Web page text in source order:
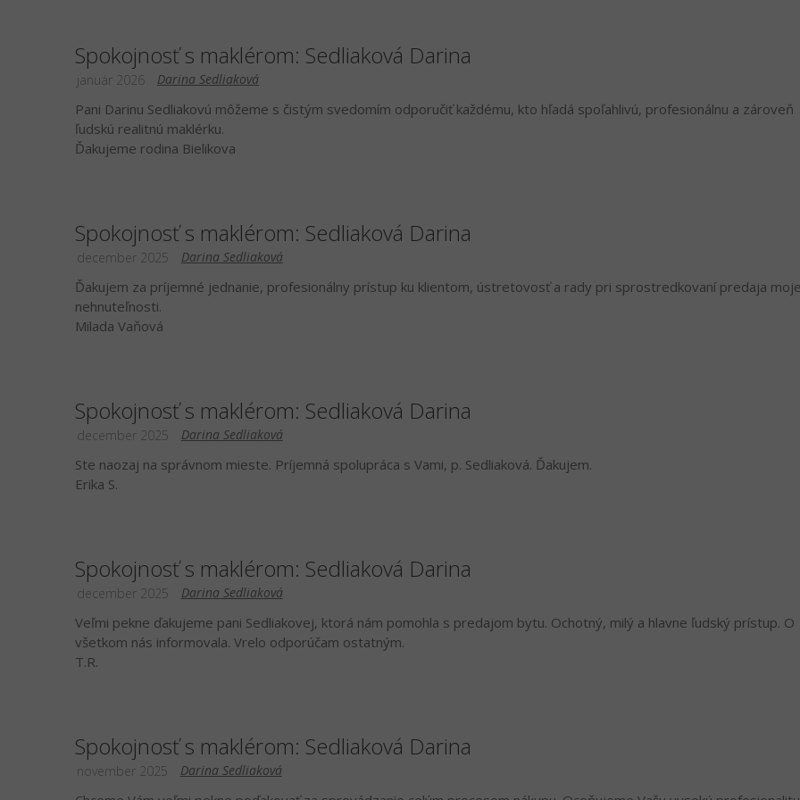
Spokojnosť s maklérom: Sedliaková Darina
Darina Sedliaková
január 2026
Pani Darinu Sedliakovú môžeme s čistým svedomím odporučiť každému, kto hľadá spoľahlivú, profesionálnu a zároveň
ľudskú realitnú maklérku.
Ďakujeme rodina Bielikova
Spokojnosť s maklérom: Sedliaková Darina
Darina Sedliaková
december 2025
Ďakujem za príjemné jednanie, profesionálny prístup ku klientom, ústretovosť a rady pri sprostredkovaní predaja
nehnuteľnosti.
Milada Vaňová
Spokojnosť s maklérom: Sedliaková Darina
Darina Sedliaková
december 2025
Ste naozaj na správnom mieste. Príjemná spolupráca s Vami, p. Sedliaková. Ďakujem.
Erika S.
Spokojnosť s maklérom: Sedliaková Darina
Darina Sedliaková
december 2025
Veľmi pekne ďakujeme pani Sedliakovej, ktorá nám pomohla s predajom bytu. Ochotný, milý a hlavne ľudský prístup. O
všetkom nás informovala. Vrelo odporúčam ostatným.
T.R.
Spokojnosť s maklérom: Sedliaková Darina
Darina Sedliaková
november 2025